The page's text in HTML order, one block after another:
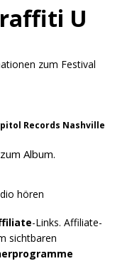
unvergessliche
Kraft der Akustik
U
Records Nashville
Album.
-Links. Affiliate-
sichtbaren